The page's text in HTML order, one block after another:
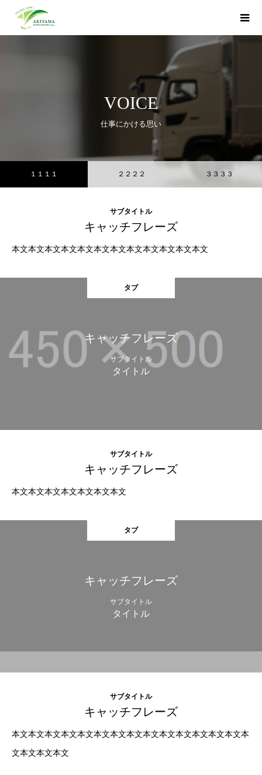
VOICE
仕事にかける思い
１１１１ ２２２２ ３３３３
サブタイトル
キャッチフレーズ
本文本文本文本文本文本文本文本文本文本文本文本文
タブ
キャッチフレーズ
サブタイトル
タイトル
サブタイトル
キャッチフレーズ
本文本文本文本文本文本文本文
タブ
キャッチフレーズ
サブタイトル
タイトル
サブタイトル
キャッチフレーズ
本文本文本文本文本文本文本文本文本文本文本文本文本文本文本
文本文本文本文